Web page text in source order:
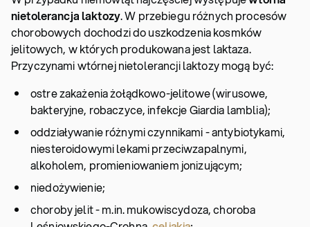
nietolerancja laktozy. W przebiegu różnych procesów
chorobowych dochodzi do uszkodzenia kosmków
jelitowych, w których produkowana jest laktaza.
Przyczynami wtórnej nietolerancji laktozy mogą być:
ostre zakażenia żołądkowo-jelitowe (wirusowe,
bakteryjne, robaczyce, infekcje Giardia lamblia);
oddziaływanie różnymi czynnikami - antybiotykami,
niesteroidowymi lekami przeciwzapalnymi,
alkoholem, promieniowaniem jonizującym;
niedożywienie;
choroby jelit - m.in. mukowiscydoza, choroba